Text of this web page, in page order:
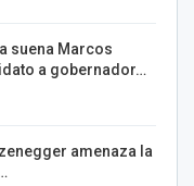
suena Marcos
a gobernador…
amenaza la